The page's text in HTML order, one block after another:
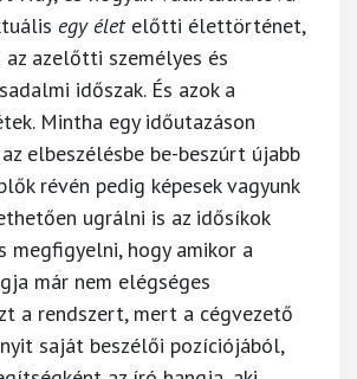
egy életelőtti élettörténet,
az azelőtti személyes és
időszak. És azok a
Mintha egy időutazáson
elbeszélésbe be-beszúrt újabb
révén pedig képesek vagyunk
ugrálni is az idősíkok
megfigyelni, hogy amikor a
már nem elégséges
a rendszert, mert a cégvezető
saját beszélői pozíciójából,